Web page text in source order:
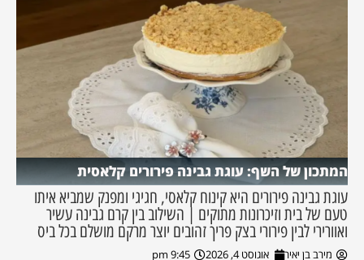
המתכון של השף: עוגת גבינה פירורים קלאסית
עוגת גבינה פירורים היא קינוח קלאסי, חגיגי ומפנק שמביא איתו
טעם של בית וזיכרונות מתוקים | השילוב בין קרם גבינה עשיר
ואוורירי לבין פירורי בצק פריך זהובים יוצר מרקם מושלם בכל ביס
מירב בן יאיר אוגוסט 4, 2026 9:45 pm